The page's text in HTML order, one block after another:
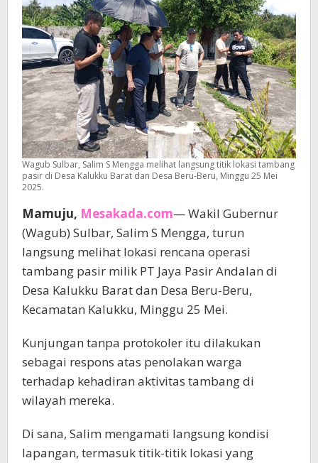
Wagub Sulbar, Salim S Mengga melihat langsung titik lokasi tambang
pasir di Desa Kalukku Barat dan Desa Beru-Beru, Minggu 25 Mei
2025.
Mamuju, Mesakada.com— Wakil Gubernur
(Wagub) Sulbar, Salim S Mengga, turun
langsung melihat lokasi rencana operasi
tambang pasir milik PT Jaya Pasir Andalan di
Desa Kalukku Barat dan Desa Beru-Beru,
Kecamatan Kalukku, Minggu 25 Mei.
Kunjungan tanpa protokoler itu dilakukan
sebagai respons atas penolakan warga
terhadap kehadiran aktivitas tambang di
wilayah mereka.
Di sana, Salim mengamati langsung kondisi
lapangan, termasuk titik-titik lokasi yang